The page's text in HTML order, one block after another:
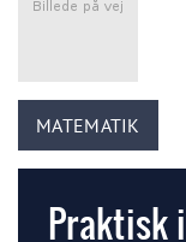
MATEMATIK
Praktisk